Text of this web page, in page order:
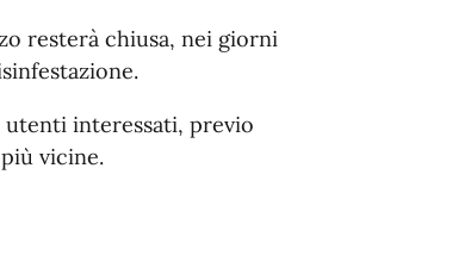
resterà chiusa, nei giorni
interessati, previo
vicine.